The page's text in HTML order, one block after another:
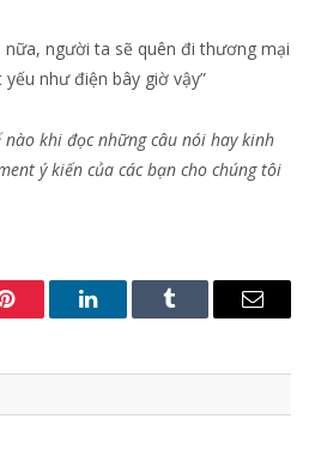
nữa, người ta sẽ quên đi thương mại
như điện bây giờ vậy”
nào khi đọc những câu nói hay kinh
ý kiến của các bạn cho chúng tôi
Pinterest LinkedInTumblr Email